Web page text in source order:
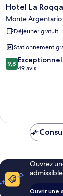
Hotel
La
Roqqa
Monte
Hotel La Roqqa
Monte Argentario
Déjeuner gratuit
Stationnement
9.8
sur
9,8 Exceptionnel
49 avis
Ouvrez
Ouvrir une